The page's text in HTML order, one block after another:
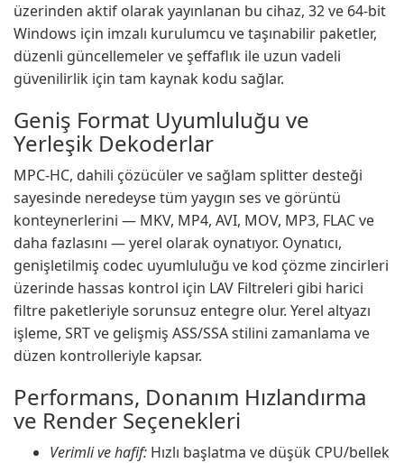
üzerinden aktif olarak yayınlanan bu cihaz, 32 ve 64-bit
Windows için imzalı kurulumcu ve taşınabilir paketler,
düzenli güncellemeler ve şeffaflık ile uzun vadeli
güvenilirlik için tam kaynak kodu sağlar.
Geniş Format Uyumluluğu ve
Yerleşik Dekoderlar
MPC-HC, dahili çözücüler ve sağlam splitter desteği
sayesinde neredeyse tüm yaygın ses ve görüntü
konteynerlerini — MKV, MP4, AVI, MOV, MP3, FLAC ve
daha fazlasını — yerel olarak oynatıyor. Oynatıcı,
genişletilmiş codec uyumluluğu ve kod çözme zincirleri
üzerinde hassas kontrol için LAV Filtreleri gibi harici
filtre paketleriyle sorunsuz entegre olur. Yerel altyazı
işleme, SRT ve gelişmiş ASS/SSA stilini zamanlama ve
düzen kontrolleriyle kapsar.
Performans, Donanım Hızlandırma
ve Render Seçenekleri
Verimli ve hafif: Hızlı başlatma ve düşük CPU/bellek